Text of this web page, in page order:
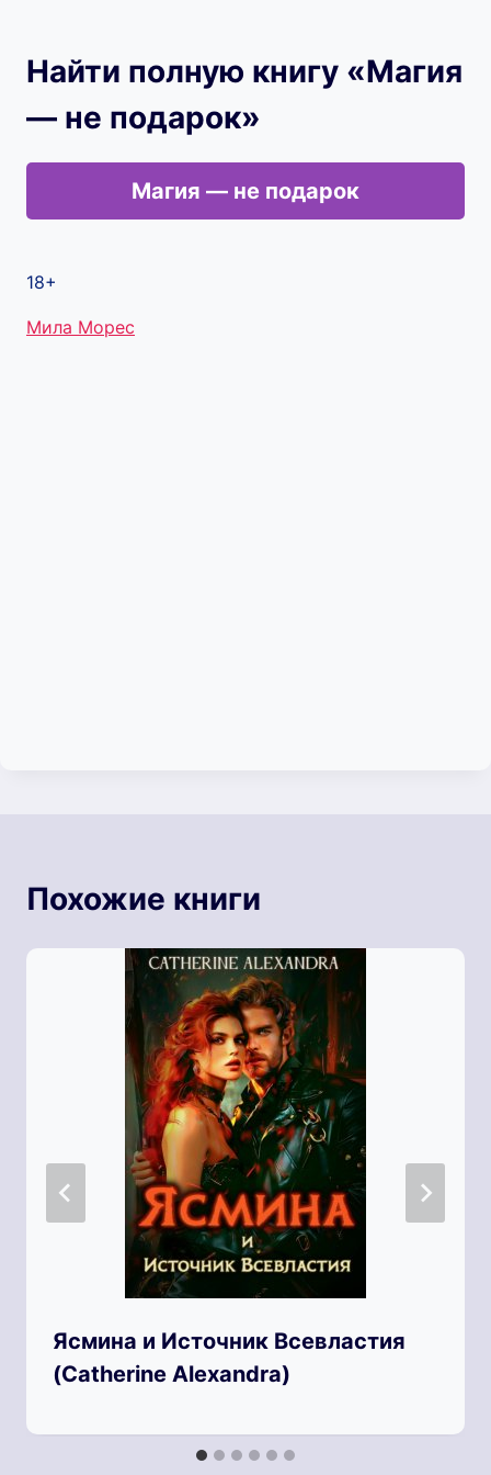
Найти полную книгу «Магия
— не подарок»
Магия — не подарок
18+
Метки
Мила Морес
Похожие книги
Ясмина и Источник Всевластия
(Catherine Alexandra)